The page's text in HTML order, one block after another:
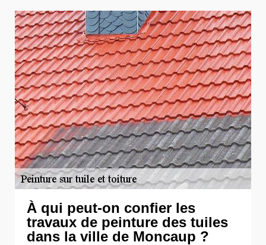
À qui peut-on confier les
travaux de peinture des tuiles
dans la ville de Moncaup ?